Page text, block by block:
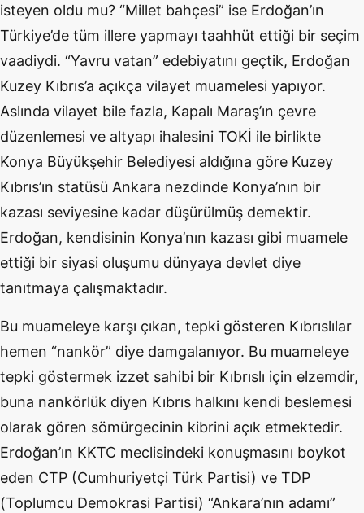
isteyen oldu mu? “Millet bahçesi” ise Erdoğan’ın
Türkiye’de tüm illere yapmayı taahhüt ettiği bir seçim
vaadiydi. “Yavru vatan” edebiyatını geçtik, Erdoğan
Kuzey Kıbrıs’a açıkça vilayet muamelesi yapıyor.
Aslında vilayet bile fazla, Kapalı Maraş’ın çevre
düzenlemesi ve altyapı ihalesini TOKİ ile birlikte
Konya Büyükşehir Belediyesi aldığına göre Kuzey
Kıbrıs’ın statüsü Ankara nezdinde Konya’nın bir
kazası seviyesine kadar düşürülmüş demektir.
Erdoğan, kendisinin Konya’nın kazası gibi muamele
ettiği bir siyasi oluşumu dünyaya devlet diye
tanıtmaya çalışmaktadır.
Bu muameleye karşı çıkan, tepki gösteren Kıbrıslılar
hemen “nankör” diye damgalanıyor. Bu muameleye
tepki göstermek izzet sahibi bir Kıbrıslı için elzemdir,
buna nankörlük diyen Kıbrıs halkını kendi beslemesi
olarak gören sömürgecinin kibrini açık etmektedir.
Erdoğan’ın KKTC meclisindeki konuşmasını boykot
eden CTP (Cumhuriyetçi Türk Partisi) ve TDP
(Toplumcu Demokrasi Partisi) “Ankara’nın adamı”